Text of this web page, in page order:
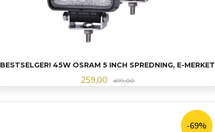
BESTSELGER! 45W OSRAM 5 INCH SPREDNING, E-MERKET
Tilbud
259,00 499,00Rabatt
-69%